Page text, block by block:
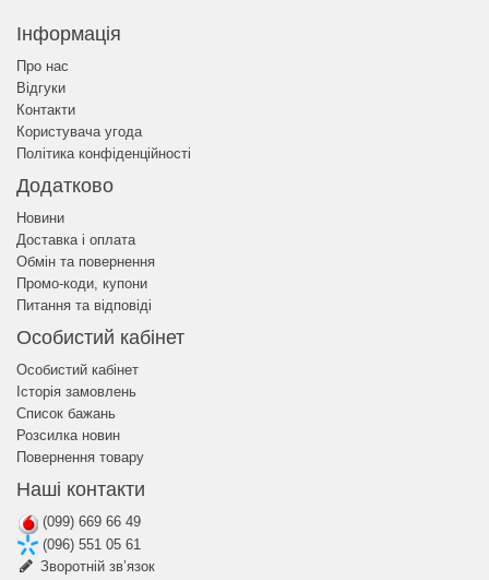
Інформація
Про нас
Відгуки
Контакти
Користувача угода
Політика конфіденційності
Додатково
Новини
Доставка і оплата
Обмін та повернення
Промо-коди, купони
Питання та відповіді
Особистий кабінет
Особистий кабінет
Історія замовлень
Список бажань
Розсилка новин
Повернення товару
Наші контакти
(099) 669 66 49
(096) 551 05 61
Зворотній зв’язок